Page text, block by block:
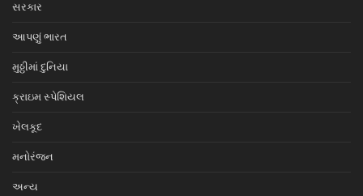
સરકાર
આપણું ભારત
મુઠ્ઠીમાં દુનિયા
ક્રાઇમ સ્પેશિયલ
ખેલકૂદ
મનોરંજન
અન્ય